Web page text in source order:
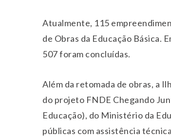
Atualmente, 115
de Obras da Educação Básica.
507 foram concluídas.
Além da retomada de obras, a
do projeto FNDE Chegando
Educação), do Ministério da
públicas com assistência